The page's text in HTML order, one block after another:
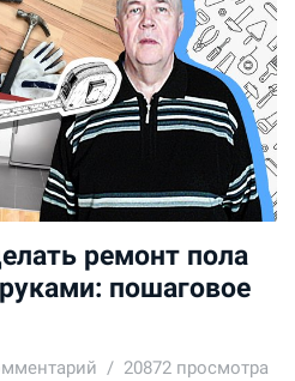
ремонт пола
пошаговое
20872 просмотра